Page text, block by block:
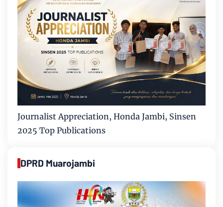
Journalist Appreciation, Honda Jambi, Sinsen
2025 Top Publications
DPRD Muarojambi